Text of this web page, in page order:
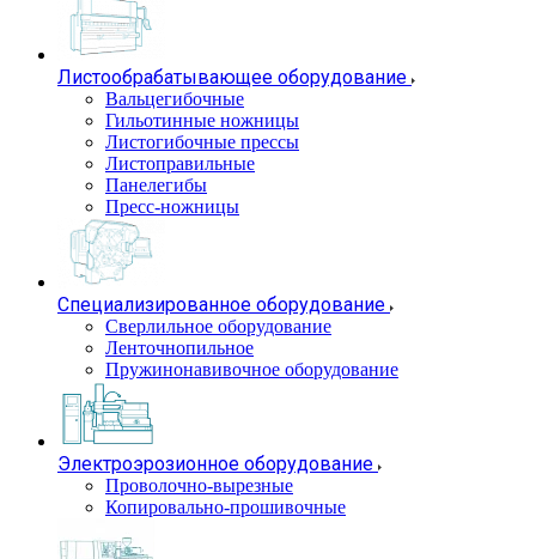
Листообрабатывающее оборудование
Вальцегибочные
Гильотинные ножницы
Листогибочные прессы
Листоправильные
Панелегибы
Пресс-ножницы
Специализированное оборудование
Сверлильное оборудование
Ленточнопильное
Пружинонавивочное оборудование
Электроэрозионное оборудование
Проволочно-вырезные
Копировально-прошивочные